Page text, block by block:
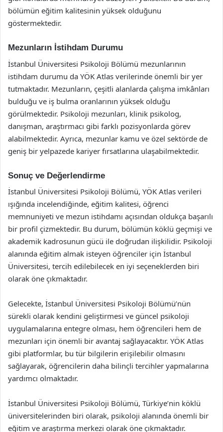
bölümün eğitim kalitesinin yüksek olduğunu
göstermektedir.
Mezunların İstihdam Durumu
İstanbul Üniversitesi Psikoloji Bölümü mezunlarının
istihdam durumu da YÖK Atlas verilerinde önemli bir yer
tutmaktadır. Mezunların, çeşitli alanlarda çalışma imkânları
bulduğu ve iş bulma oranlarının yüksek olduğu
görülmektedir. Psikoloji mezunları, klinik psikolog,
danışman, araştırmacı gibi farklı pozisyonlarda görev
alabilmektedir. Ayrıca, mezunlar kamu ve özel sektörde de
geniş bir yelpazede kariyer fırsatlarına ulaşabilmektedir.
Sonuç ve Değerlendirme
İstanbul Üniversitesi Psikoloji Bölümü, YÖK Atlas verileri
ışığında incelendiğinde, eğitim kalitesi, öğrenci
memnuniyeti ve mezun istihdamı açısından oldukça başarılı
bir profil çizmektedir. Bu durum, bölümün köklü geçmişi ve
akademik kadrosunun gücü ile doğrudan ilişkilidir. Psikoloji
alanında eğitim almak isteyen öğrenciler için İstanbul
Üniversitesi, tercih edilebilecek en iyi seçeneklerden biri
olarak öne çıkmaktadır.
Gelecekte, İstanbul Üniversitesi Psikoloji Bölümü’nün
sürekli olarak kendini geliştirmesi ve güncel psikoloji
uygulamalarına entegre olması, hem öğrencileri hem de
mezunları için önemli bir avantaj sağlayacaktır. YÖK Atlas
gibi platformlar, bu tür bilgilerin erişilebilir olmasını
sağlayarak, öğrencilerin daha bilinçli tercihler yapmalarına
yardımcı olmaktadır.
İstanbul Üniversitesi Psikoloji Bölümü, Türkiye’nin köklü
üniversitelerinden biri olarak, psikoloji alanında önemli bir
eğitim ve araştırma merkezi olarak öne çıkmaktadır.